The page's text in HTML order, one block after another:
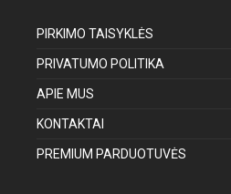
PIRKIMO TAISYKLĖS
PRIVATUMO POLITIKA
APIE MUS
KONTAKTAI
PREMIUM PARDUOTUVĖS